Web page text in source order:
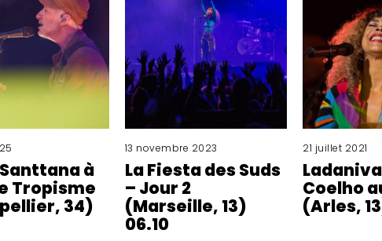
à
Tropisme
34)
13 novembre 2023
La Fiesta des Suds
– Jour 2
(Marseille, 13)
06.10
21 juillet 2021
Coelho
(Arles,